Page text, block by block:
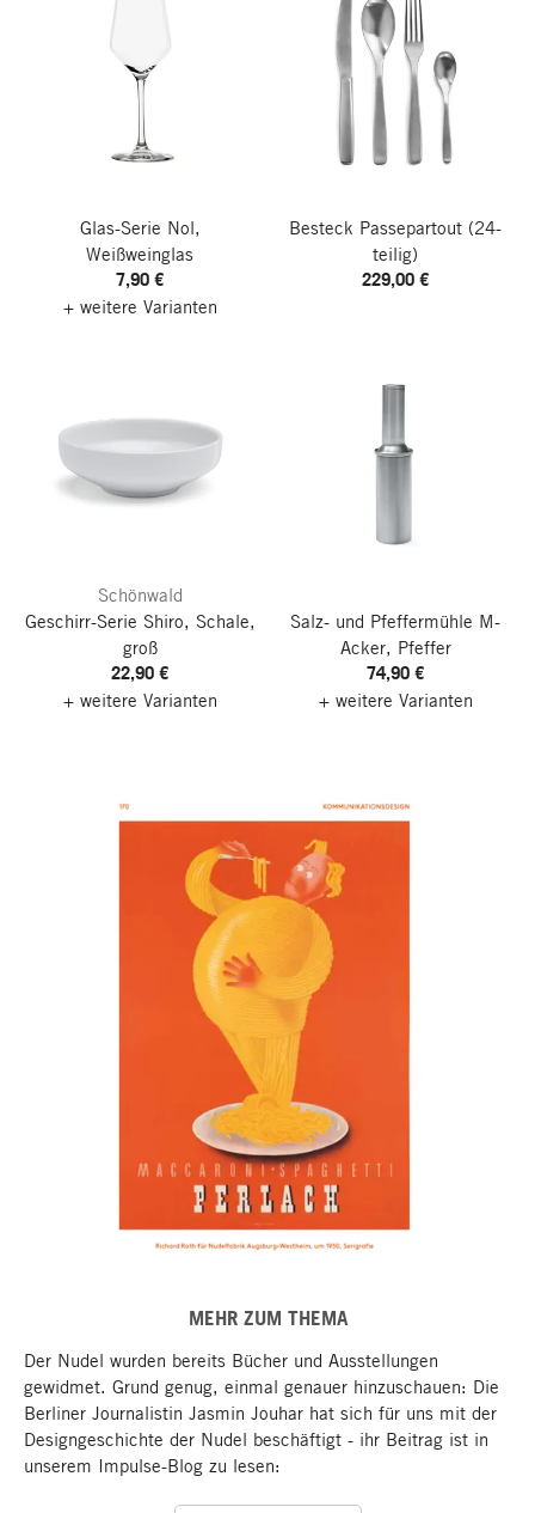
Glas-Serie Nol,
Weißweinglas
7,90 €
+ weitere Varianten
Besteck Passepartout (24-
teilig)
229,00 €
Schönwald
Geschirr-Serie Shiro, Schale,
groß
22,90 €
+ weitere Varianten
Salz- und Pfeffermühle M-
Acker, Pfeffer
74,90 €
+ weitere Varianten
MEHR ZUM THEMA
Der Nudel wurden bereits Bücher und Ausstellungen
gewidmet. Grund genug, einmal genauer hinzuschauen: Die
Berliner Journalistin Jasmin Jouhar hat sich für uns mit der
Designgeschichte der Nudel beschäftigt - ihr Beitrag ist in
unserem Impulse-Blog zu lesen: